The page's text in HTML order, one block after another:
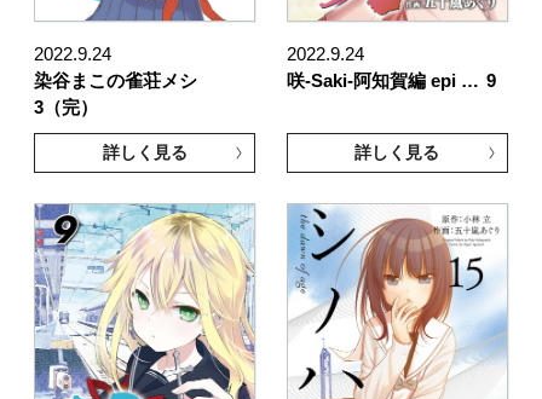
2022.9.24
染谷まこの雀荘メシ
3（完）
詳しく見る
2022.9.24
咲-Saki-阿知賀編 epi … 9
詳しく見る